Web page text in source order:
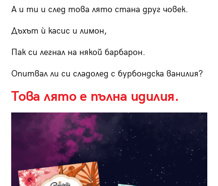
А и ти и след това лято стана друг човек.
Дъхът ѝ касис и лимон,
Пак си легнал на някой барбарон.
Опитвал ли си сладолед с бурбондска ванилия?
Това лято е пълна идилия.